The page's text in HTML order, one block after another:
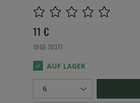
11 €
1069-20377